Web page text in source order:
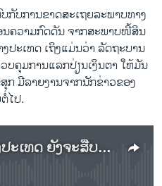
ກັບການຂາດສະເຖຍລະພາບທາງ
ຄວາມກົດດັນ ຈາກສະພາບໜີ້ສິນ
ປະເທດ ເຖິງແມ່ນວ່າ ລັດຖະບານ
ບຄຸມການແລກປ່ຽນເງິນຕາ ໃຫ້ມັນ
ກ ມີ​ລາຍ​ງານ​ຈາກນັກຂ່າວຂອງ
ໄປ.
ຟັງລາຍງານ ໜີ້ສິນຕໍ່ຕ່າງປະເທດ ຍັງຈະສືບຕໍ່ເຮັດໃຫ້ເງິນກີບລາວ ອ່ອນຄ່າລົງ ເຖິງແມ່ນລັດຖະບານໄດ້ໃຊ້ມາດຕະການຫຼາຍຢ່າງກໍຕາມ
available